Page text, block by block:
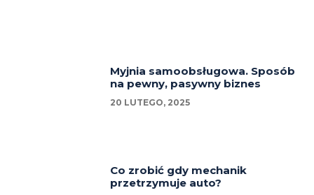
Myjnia samoobsługowa. Sposób
na pewny, pasywny biznes
20 LUTEGO, 2025
Co zrobić gdy mechanik
przetrzymuje auto?